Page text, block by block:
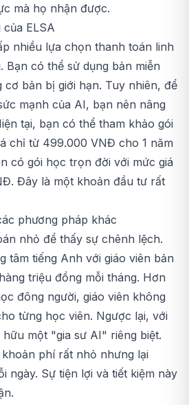
mà họ nhận được.
ELSA
nhiều lựa chọn thanh toán linh
Bạn có thể sử dụng bản miễn
cơ bản bị giới hạn. Tuy nhiên, để
mạnh của AI, bạn nên nâng
tại, bạn có thể tham khảo gói
chỉ từ 499.000 VNĐ cho 1 năm
có gói học trọn đời với mức giá
Đây là một khoản đầu tư rất
phương pháp khác
nhỏ để thấy sự chênh lệch.
tâm tiếng Anh với giáo viên bản
triệu đồng mỗi tháng. Hơn
đông người, giáo viên không
từng học viên. Ngược lại, với
hữu một "gia sư AI" riêng biệt.
phí rất nhỏ nhưng lại
ngày. Sự tiện lợi và tiết kiệm này